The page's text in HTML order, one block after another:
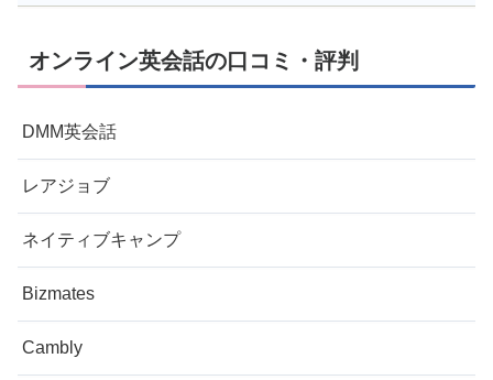
オンライン英会話の口コミ・評判
DMM英会話
レアジョブ
ネイティブキャンプ
Bizmates
Cambly